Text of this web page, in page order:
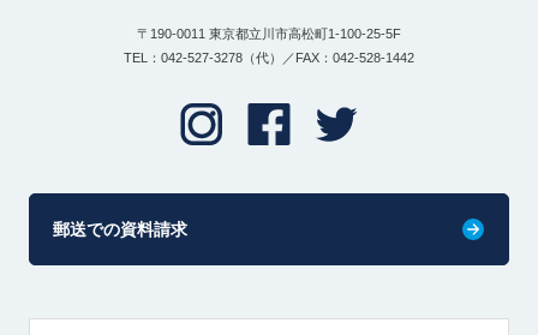
〒190-0011 東京都立川市高松町1-100-25-5F
TEL：042-527-3278（代）／FAX：042-528-1442
郵送での資料請求